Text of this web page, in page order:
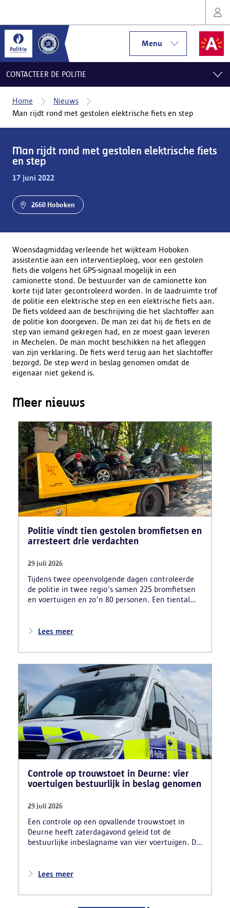
Menu
CONTACTEER DE POLITIE
Home
Nieuws
Man rijdt rond met gestolen elektrische fiets en step
Man rijdt rond met gestolen elektrische fiets
en step
17 juni 2022
2660 Hoboken
Woensdagmiddag verleende het wijkteam Hoboken
assistentie aan een interventieploeg, voor een gestolen
fiets die volgens het GPS-signaal mogelijk in een
camionette stond. De bestuurder van de camionette kon
korte tijd later gecontroleerd worden. In de laadruimte trof
de politie een elektrische step en een elektrische fiets aan.
De fiets voldeed aan de beschrijving die het slachtoffer aan
de politie kon doorgeven. De man zei dat hij de fiets en de
step van iemand gekregen had, en ze moest gaan leveren
in Mechelen. De man mocht beschikken na het afleggen
van zijn verklaring. De fiets werd terug aan het slachtoffer
bezorgd. De step werd in beslag genomen omdat de
eigenaar niet gekend is.
Meer nieuws
Politie vindt tien gestolen bromfietsen en
arresteert drie verdachten
29 juli 2026
Tijdens twee opeenvolgende dagen controleerde
de politie in twee regio's samen 225 bromfietsen
en voertuigen en zo'n 80 personen. Een tiental
beslag genomen. Daarnaast arresteerde de politie
motorblokken en inbrekersmateriaal gevonden.
Lees meer
Controle op trouwstoet in Deurne: vier
voertuigen bestuurlijk in beslag genomen
29 juli 2026
Een controle op een opvallende trouwstoet in
Deurne heeft zaterdagavond geleid tot de
bestuurlijke inbeslagname van vier voertuigen. De
nadat meerdere weggebruikers melding hadden
ernstige verkeershinder die dat als gevolg had.
Lees meer